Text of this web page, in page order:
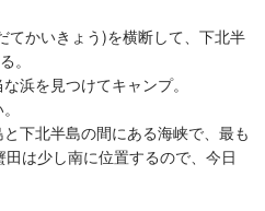
てかいきょう)を横断して、下北半
。
浜を見つけてキャンプ。
下北半島の間にある海峡で、最も
は少し南に位置するので、今日